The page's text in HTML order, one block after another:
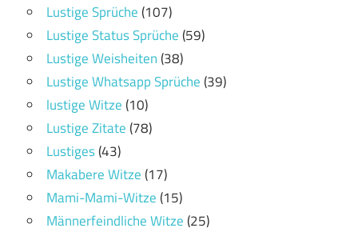
Lustige Sprüche(107)
Lustige Status Sprüche(59)
Lustige Weisheiten(38)
Lustige Whatsapp Sprüche(39)
lustige Witze(10)
Lustige Zitate(78)
Lustiges(43)
Makabere Witze(17)
Mami-Mami-Witze(15)
Männerfeindliche Witze(25)